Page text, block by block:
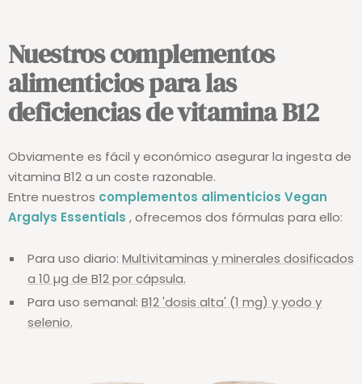
Nuestros complementos
alimenticios para las
deficiencias de vitamina B12
Obviamente es fácil y económico asegurar la ingesta de
vitamina B12 a un coste razonable.
Entre nuestros complementos alimenticios Vegan
Argalys Essentials
, ofrecemos dos fórmulas para ello:
Para uso diario:
Multivitaminas y minerales dosificados
a 10 µg de B12 por cápsula.
Para uso semanal:
B12 'dosis alta' (1 mg) y yodo y